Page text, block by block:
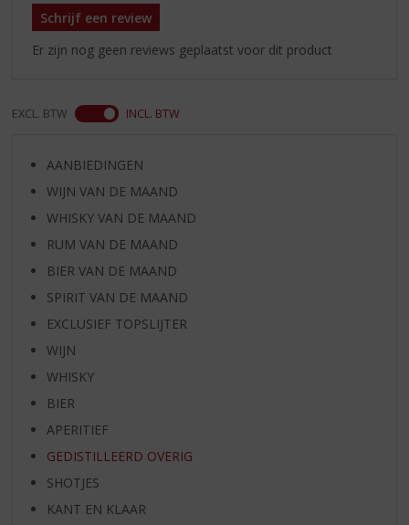
Schrijf een review
Er zijn nog geen reviews geplaatst voor dit product
EXCL. BTW INCL. BTW
AANBIEDINGEN
WIJN VAN DE MAAND
WHISKY VAN DE MAAND
RUM VAN DE MAAND
BIER VAN DE MAAND
SPIRIT VAN DE MAAND
EXCLUSIEF TOPSLIJTER
WIJN
WHISKY
BIER
APERITIEF
GEDISTILLEERD OVERIG
SHOTJES
KANT EN KLAAR